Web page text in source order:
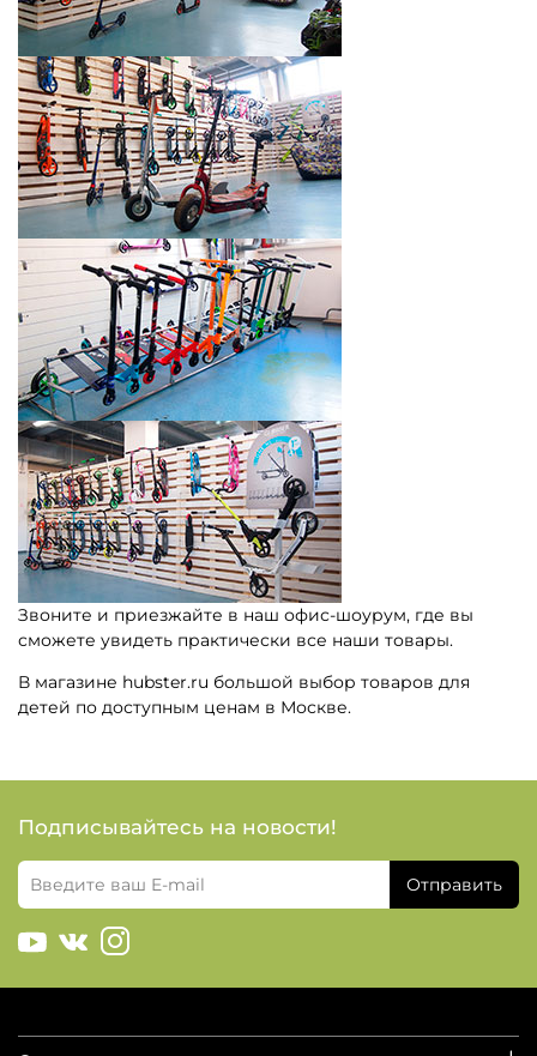
Звоните и приезжайте в наш офис-шоурум, где вы
сможете увидеть практически все наши товары.
В магазине hubster.ru большой выбор товаров для
детей по доступным ценам в Москве.
Подписывайтесь на новости!
Отправить